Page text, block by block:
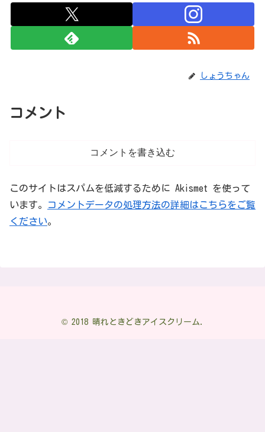
しょうちゃん
コメント
コメントを書き込む
このサイトはスパムを低減するために Akismet を使って
います。
コメントデータの処理方法の詳細はこちらをご覧
ください。
© 2018 晴れときどきアイスクリーム.